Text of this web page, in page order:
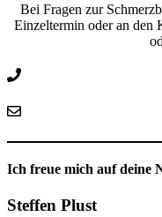
Bei Fragen zur
Einzeltermin oder an den
Ich freue mich auf deine
Steffen Plust